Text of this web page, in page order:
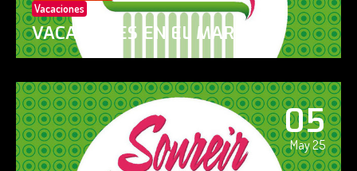
Vacaciones
VACACIONES EN EL MAR
05
May 25